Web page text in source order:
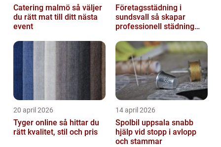
Catering malmö så väljer
du rätt mat till ditt nästa
event
Företagsstädning i
sundsvall så skapar
professionell städning
starkare varum...
20 april 2026
Tyger online så hittar du
rätt kvalitet, stil och pris
14 april 2026
Spolbil uppsala snabb
hjälp vid stopp i avlopp
och stammar